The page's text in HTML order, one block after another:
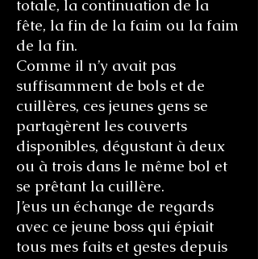
totale, la continuation de la
fête, la fin de la faim ou la faim
de la fin.
Comme il n’y avait pas
suffisamment de bols et de
cuillères, ces jeunes gens se
partagèrent les couverts
disponibles, dégustant à deux
ou à trois dans le même bol et
se prêtant la cuillère.
J’eus un échange de regards
avec ce jeune boss qui épiait
tous mes faits et gestes depuis